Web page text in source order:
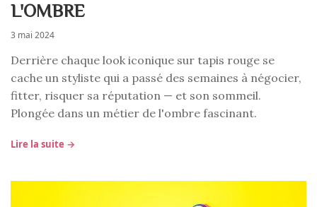
L'OMBRE
3 mai 2024
Derrière chaque look iconique sur tapis rouge se
cache un styliste qui a passé des semaines à négocier,
fitter, risquer sa réputation — et son sommeil.
Plongée dans un métier de l'ombre fascinant.
Lire la suite →